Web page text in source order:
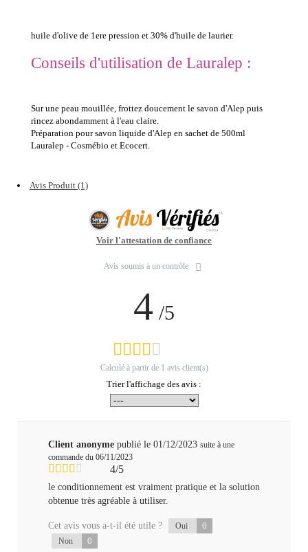
huile d'olive de 1ere pression et 30% d'huile de laurier.
Conseils d'utilisation de Lauralep :
Sur une peau mouillée, frottez doucement le savon d'Alep puis
rincez abondamment à l'eau claire.
Préparation pour savon liquide d'Alep en sachet de 500ml
Lauralep - Cosmébio et Ecocert.
Avis Produit (1)
Voir l'attestation de confiance
Avis soumis à un contrôle
4 /5
Calculé à partir de 1 avis client(s)
Trier l'affichage des avis :
Client anonyme publié le 01/12/2023 suite à une
commande du 06/11/2023
4/5
le conditionnement est vraiment pratique et la solution
obtenue très agréable à utiliser.
Cet avis vous a-t-il été utile ? Oui 0
Non 0